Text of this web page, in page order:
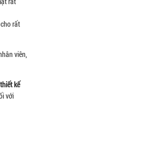
rất
viên,
thiết kế
với